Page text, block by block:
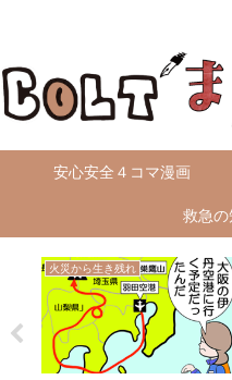
安心安全４コマ漫画
救急
火災から生き残れ